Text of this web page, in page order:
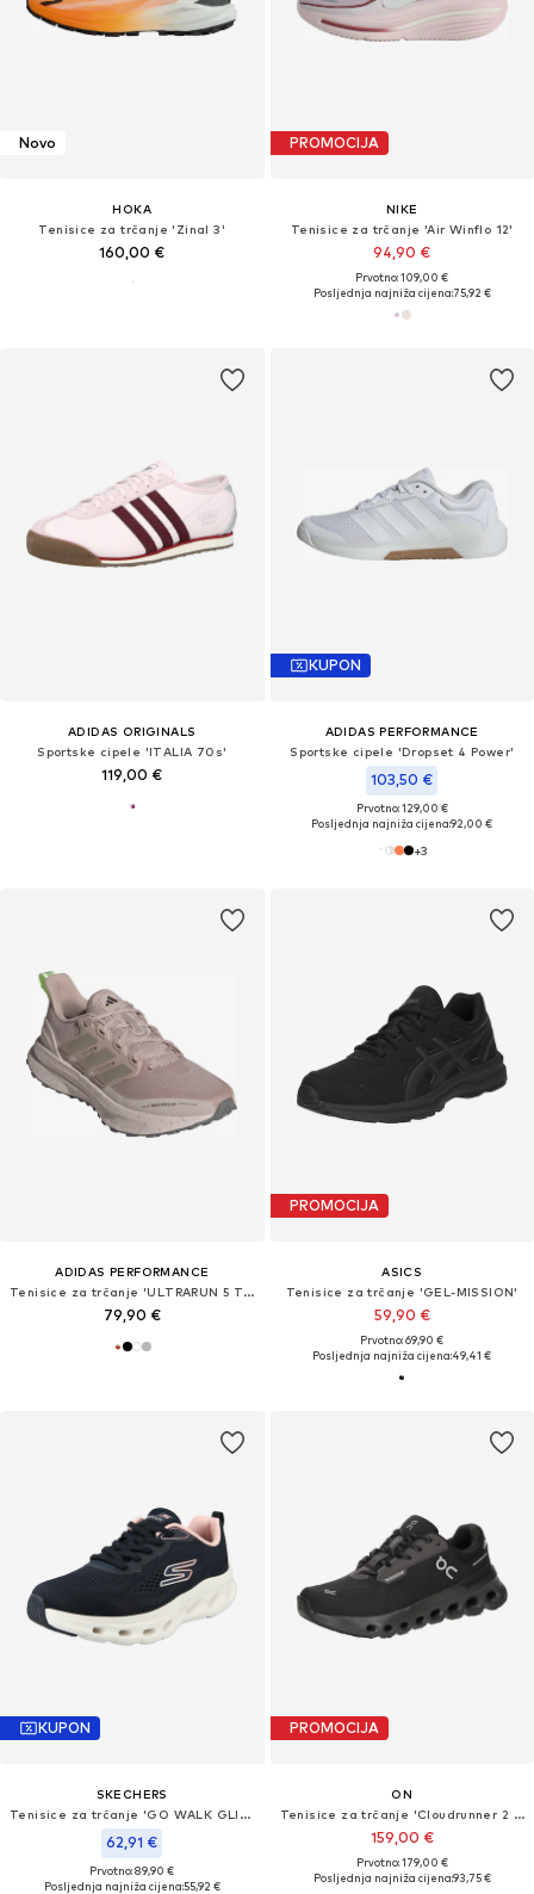
Novo
HOKA
Tenisice za trčanje 'Zinal 3'
160,00 €
PROMOCIJA
NIKE
Tenisice za trčanje 'Air Winflo 12'
94,90 €
Prvotno: 109,00 €
Posljednja najniža cijena:75,92 €
ADIDAS ORIGINALS
Sportske cipele 'ITALIA 70s'
119,00 €
KUPON
ADIDAS PERFORMANCE
Sportske cipele 'Dropset 4 Power'
103,50 €
Prvotno: 129,00 €
Posljednja najniža cijena:92,00 €
+3
ADIDAS PERFORMANCE
Tenisice za trčanje 'ULTRARUN 5 TR'
79,90 €
PROMOCIJA
ASICS
Tenisice za trčanje 'GEL-MISSION'
59,90 €
Prvotno: 69,90 €
Posljednja najniža cijena:49,41 €
KUPON
SKECHERS
Tenisice za trčanje 'GO WALK GLIDE-STEP 2.0 - KRIS'
62,91 €
Prvotno: 89,90 €
Posljednja najniža cijena:55,92 €
PROMOCIJA
ON
Tenisice za trčanje 'Cloudrunner 2 Waterproof'
159,00 €
Prvotno: 179,00 €
Posljednja najniža cijena:93,75 €